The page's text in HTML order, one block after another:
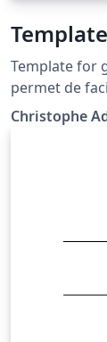
Template
Template for
permet de
étudiants de
exemples en
par une mise
Christophe